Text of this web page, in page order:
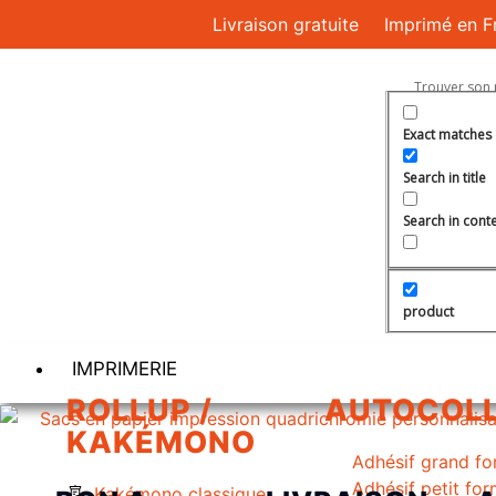
Livraison gratuite Imprimé en
Exact
Search in title
Search in
product
IMPRIMERIE
ROLLUP /
KAKÉMONO
Adhésif grand
Adhésif petit